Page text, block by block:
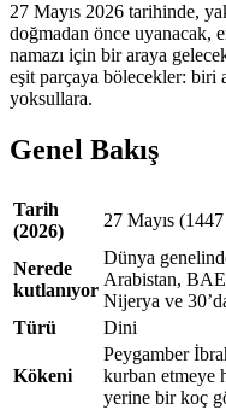
27 Mayıs 2026 tarihinde,
doğmadan önce uyanacak,
namazı için bir araya
eşit parçaya bölecekler: biri
yoksullara.
Genel Bakış
Tarih
(2026)
27 Mayıs
Nerede
kutlanıyor
Dünya
Arabistan,
Nijerya ve
Türü
Dini
Kökeni
Peygamber
kurban etmeye
yerine bir koç